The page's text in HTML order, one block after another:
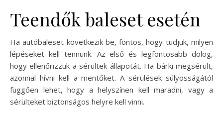
Teendők baleset esetén
Ha autóbaleset következik be, fontos, hogy tudjuk, milyen
lépéseket kell tennünk. Az első és legfontosabb dolog,
hogy ellenőrizzük a sérültek állapotát. Ha bárki megsérült,
azonnal hívni kell a mentőket. A sérülések súlyosságától
függően lehet, hogy a helyszínen kell maradni, vagy a
sérülteket biztonságos helyre kell vinni.